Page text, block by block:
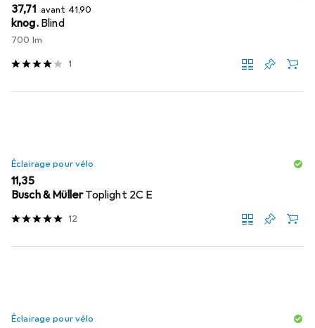
EUR
37,71 avant EUR
41,90
knog. Blind
700 lm
1
Éclairage pour vélo
EUR
11,35
Busch & MüllerToplight 2C E
12
Éclairage pour vélo